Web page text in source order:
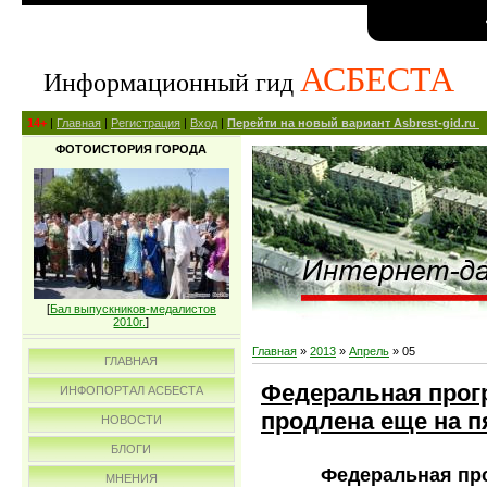
Информационный гид АСБЕСТА
14+ | Главная | Регистрация | Вход | Перейти на новый вариант Asbrest-gid.ru
ФОТОИСТОРИЯ ГОРОДА
[Бал выпускников-медалистов
2010г.]
ГЛАВНАЯ
ИНФОПОРТАЛ АСБЕСТА
НОВОСТИ
БЛОГИ
МНЕНИЯ
Главная » 2013 » Апрель » 05
Федеральная
продлена еще на
Федеральная